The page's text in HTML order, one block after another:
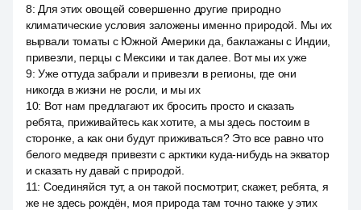
8: Для этих овощей совершенно другие природно
климатические условия заложены именно природой. Мы их
вырвали томаты с Южной Америки да, баклажаны с Индии,
привезли, перцы с Мексики и так далее. Вот мы их уже
9:Уже оттуда забрали и привезли в регионы, где они
никогда в жизни не росли, и мы их
10: Вот нам предлагают их бросить просто и сказать
ребята, приживайтесь как хотите, а мы здесь постоим в
сторонке, а как они будут приживаться? Это все равно что
белого медведя привезти с арктики куда-нибудь на экватор
и сказать ну давай с природой.
11: Соединяйся тут, а он такой посмотрит, скажет, ребята, я
же не здесь рождён, моя природа там точно также у этих